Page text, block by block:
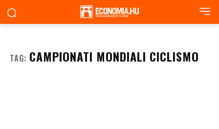
TAG: CAMPIONATI MONDIALI CICLISMO